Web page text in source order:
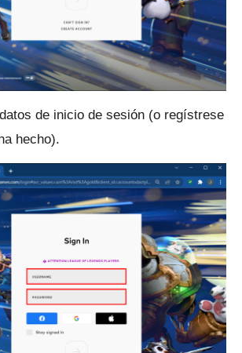
de inicio de sesión (o regístrese
hecho).